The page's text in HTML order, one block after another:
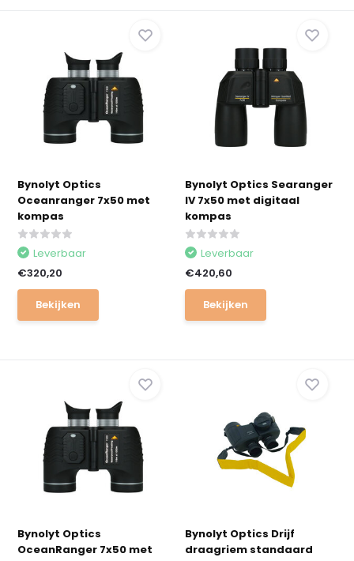
Bynolyt Optics
Oceanranger 7x50 met
kompas
Leverbaar
€320,20
Bekijken
Bynolyt Optics Searanger
IV 7x50 met digitaal
kompas
Leverbaar
€420,60
Bekijken
Bynolyt Optics
OceanRanger 7x50 met
Bynolyt Optics Drijf
draagriem standaard